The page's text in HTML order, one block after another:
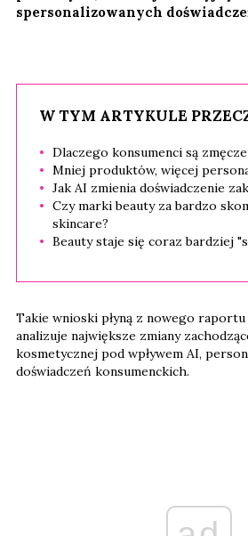
spersonalizowanych
W TYM ARTYKULE
Dlaczego konsumenci są
Mniej produktów, więcej
Jak AI zmienia doświadczenie
Czy marki beauty za bardzo
skincare?
Beauty staje się coraz bardziej
Takie wnioski płyną z nowego
analizuje największe zmiany
kosmetycznej pod wpływem AI,
doświadczeń konsumenckich.